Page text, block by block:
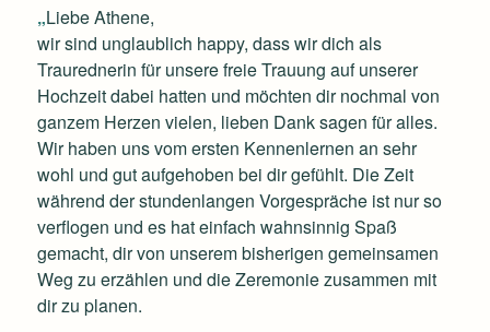
„Liebe Athene,
wir sind unglaublich happy, dass wir dich als
Traurednerin für unsere freie Trauung auf unserer
Hochzeit dabei hatten und möchten dir nochmal von
ganzem Herzen vielen, lieben Dank sagen für alles.
Wir haben uns vom ersten Kennenlernen an sehr
wohl und gut aufgehoben bei dir gefühlt. Die Zeit
während der stundenlangen Vorgespräche ist nur so
verflogen und es hat einfach wahnsinnig Spaß
gemacht, dir von unserem bisherigen gemeinsamen
Weg zu erzählen und die Zeremonie zusammen mit
dir zu planen.